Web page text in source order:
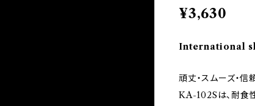
¥3,630
International
頑丈・スムーズ・信
KA-102Sは、耐食